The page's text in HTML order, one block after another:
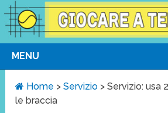
MENU
Home >Servizio >Servizio: usa
le braccia